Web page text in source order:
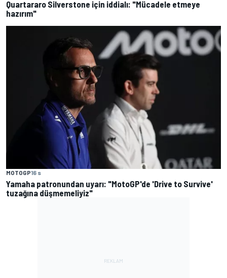
Quartararo Silverstone için iddialı: "Mücadele etmeye
hazırım"
MOTOGP16 s
Yamaha patronundan uyarı: "MotoGP'de 'Drive to Survive'
tuzağına düşmemeliyiz"